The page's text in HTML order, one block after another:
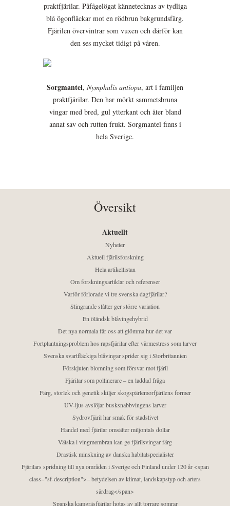
praktfjärilar. Påfågelögat kännetecknas av tydliga
blå ögonfläckar mot en rödbrun bakgrundsfärg.
Fjärilen övervintrar som vuxen och därför kan
den ses mycket tidigt på våren.
Sorgmantel, Nymphalis antiopa, art i familjen
praktfjärilar. Den har mörkt sammetsbruna
vingar med bred, gul ytterkant och äter bland
annat sav och rutten frukt. Sorgmantel finns i
hela Sverige.
Översikt
Aktuellt
Nyheter
Aktuell fjärilsforskning
Hela artikellistan
Om forskningsartiklar och referenser
Varför förlorade vi tre svenska dagfjärilar?
Slingrande slåtter ger större variation
En öländsk blåvingehybrid
Det nya normala får oss att glömma hur det var
Fortplantningsproblem hos rapsfjärilar efter värmestress som larver
Svenska svartfläckiga blåvingar sprider sig i Storbritannien
Förskjuten blomning som försvar mot fjäril
Fjärilar som pollinerare – en laddad fråga
Färg, storlek och genetik skiljer skogspärlemorfjärilens former
UV-ljus avslöjar busksnabbvingens larver
Sydrovfjäril har smak för stadslivet
Handel med fjärilar omsätter miljontals dollar
Vätska i vingmembran kan ge fjärilsvingar färg
Drastisk minskning av danska habitatspecialister
Fjärilars spridning till nya områden i Sverige och Finland under 120 år <span
class="sf-description">– betydelsen av klimat, landskapstyp och arters
särdrag</span>
Spanska kamgräsfjärilar hotas av allt torrare somrar